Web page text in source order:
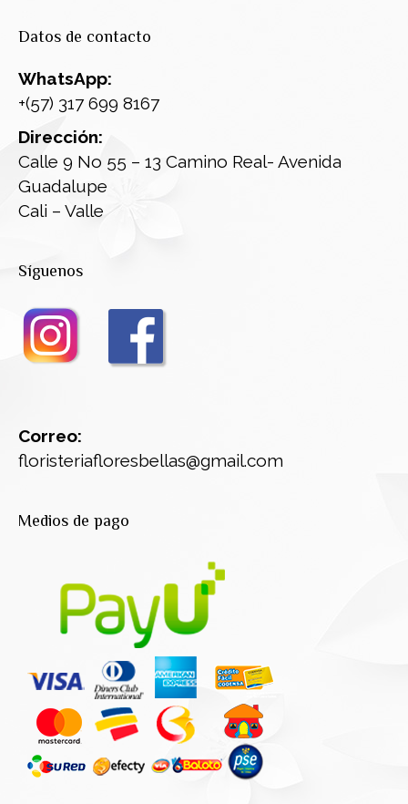
Datos de contacto
WhatsApp:
+(57) 317 699 8167
Dirección:
Calle 9 No 55 – 13 Camino Real- Avenida
Guadalupe
Cali – Valle
Síguenos
Correo:
floristeriafloresbellas@gmail.com
Medios de pago